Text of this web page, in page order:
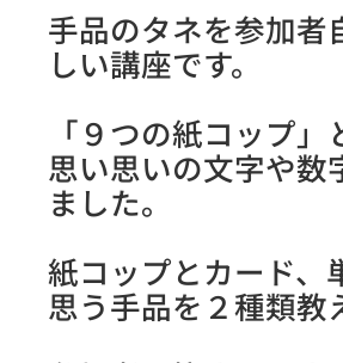
手品のタネを参加者
しい講座です。
「９つの紙コップ
思い思いの文字や数
ました。
紙コップとカード、
思う手品を２種類教